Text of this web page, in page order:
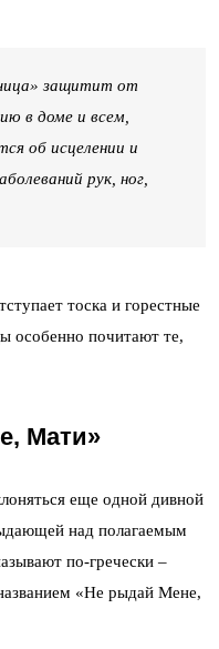
защитит от
в доме и всем,
об исцелении и
рук, ног,
тоска и горестные
особенно почитают те,
Мати»
еще одной дивной
над полагаемым
по-гречески –
«Не рыдай Мене,